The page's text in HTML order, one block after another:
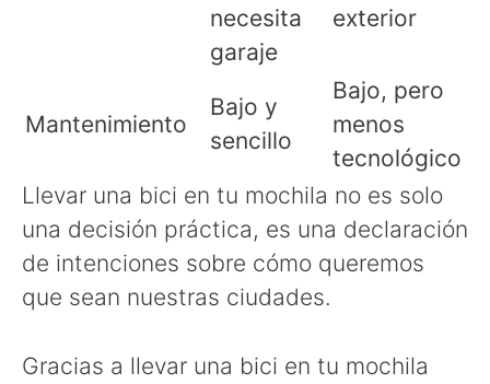
necesita
garaje
exterior
Mantenimiento
Bajo y
sencillo
Bajo, pero
menos
tecnológico
Llevar una bici en tu mochila no es solo
una decisión práctica, es una declaración
de intenciones sobre cómo queremos
que sean nuestras ciudades.
Gracias a llevar una bici en tu mochila